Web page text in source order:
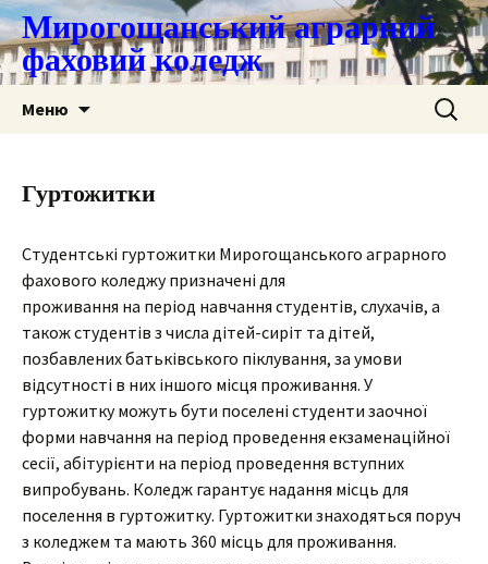
Мирогощанський аграрний
фаховий коледж
Меню Пошук:
Гуртожитки
Студентські гуртожитки Мирогощанського аграрного
фахового коледжу призначені для
проживання на період навчання студентів, слухачів, а
також студентів з числа дітей-сиріт та дітей,
позбавлених батьківського піклування, за умови
відсутності в них іншого місця проживання. У
гуртожитку можуть бути поселені студенти заочної
форми навчання на період проведення екзаменаційної
сесії, абітурієнти на період проведення вступних
випробувань. Коледж гарантує надання місць для
поселення в гуртожитку. Гуртожитки знаходяться поруч
з коледжем та мають 360 місць для проживання.